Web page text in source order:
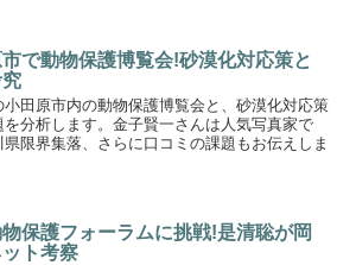
で動物保護博覧会!砂漠化対応策と
田原市内の動物保護博覧会と、砂漠化対応策
を分析します。金子賢一さんは人気写真家で
限界集落、さらに口コミの課題もお伝えしま
保護フォーラムに挑戦!是清聡が岡
ト考察